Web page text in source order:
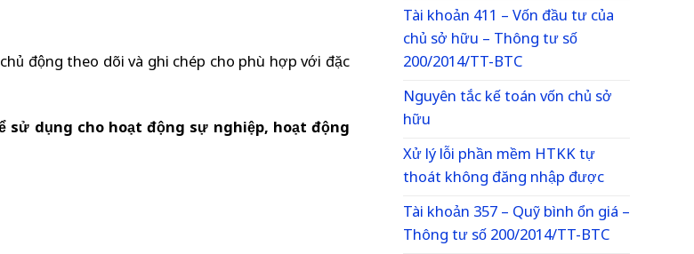
động theo dõi và ghi chép cho phù hợp với đặc
dụng cho hoạt động sự nghiệp, hoạt động
Tài khoản 411 – Vốn đầu tư của
chủ sở hữu – Thông tư số
200/2014/TT-BTC
Nguyên tắc kế toán vốn chủ sở
hữu
Xử lý lỗi phần mềm HTKK tự
thoát không đăng nhập được
Tài khoản 357 – Quỹ bình ổn giá –
Thông tư số 200/2014/TT-BTC